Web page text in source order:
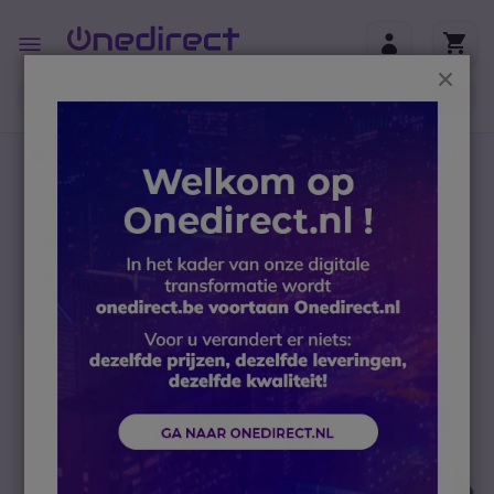
Toggle
Nav
btw)
Headsets
PC headsets
Bluetooth headset
Poly Voyager 4320 USB-A Microsoft Teams +
Oplaadstation
Ga naar het einde van de afbeeldingen-gallerij